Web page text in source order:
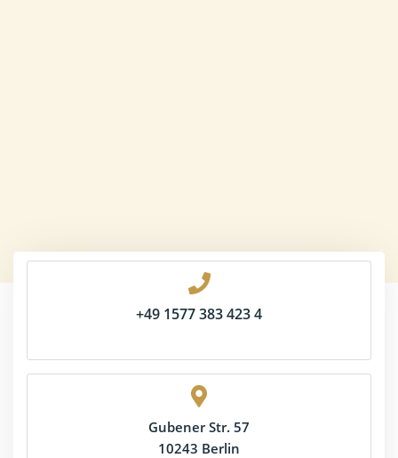
+49 1577 383 423 4
Gubener Str. 57
10243 Berlin